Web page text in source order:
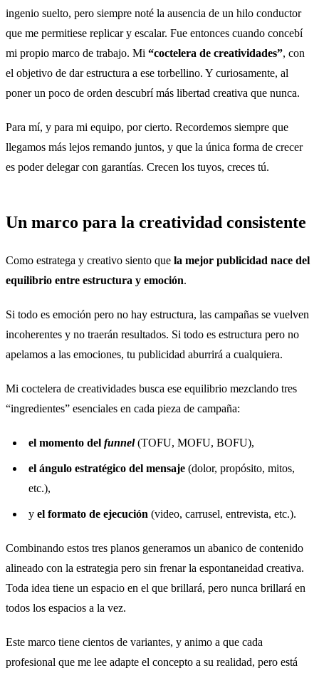
ingenio suelto, pero siempre noté la ausencia de un hilo conductor
que me permitiese replicar y escalar. Fue entonces cuando concebí
mi propio marco de trabajo. Mi “coctelera de creatividades”, con
el objetivo de dar estructura a ese torbellino. Y curiosamente, al
poner un poco de orden descubrí más libertad creativa que nunca.
Para mí, y para mi equipo, por cierto. Recordemos siempre que
llegamos más lejos remando juntos, y que la única forma de crecer
es poder delegar con garantías. Crecen los tuyos, creces tú.
Un marco para la creatividad consistente
Como estratega y creativo siento que la mejor publicidad nace del
equilibrio entre estructura y emoción.
Si todo es emoción pero no hay estructura, las campañas se vuelven
incoherentes y no traerán resultados. Si todo es estructura pero no
apelamos a las emociones, tu publicidad aburrirá a cualquiera.
Mi coctelera de creatividades busca ese equilibrio mezclando tres
“ingredientes” esenciales en cada pieza de campaña:
el momento del funnel(TOFU, MOFU, BOFU),
el ángulo estratégico del mensaje (dolor, propósito, mitos,
etc.),
y el formato de ejecución (video, carrusel, entrevista, etc.).
Combinando estos tres planos generamos un abanico de contenido
alineado con la estrategia pero sin frenar la espontaneidad creativa.
Toda idea tiene un espacio en el que brillará, pero nunca brillará en
todos los espacios a la vez.
Este marco tiene cientos de variantes, y animo a que cada
profesional que me lee adapte el concepto a su realidad, pero está